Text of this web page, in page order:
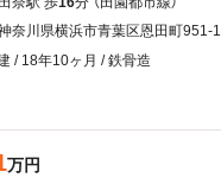
奈川県横浜市青葉区恩田町951-1
/ 18年10ヶ月 / 鉄骨造
万円